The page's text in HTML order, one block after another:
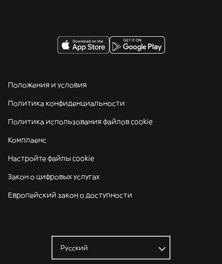
Положения и условия
Политика конфиденциальности
Политика использования файлов cookie
Комплаенс
Настройте файлы cookie
Закон о цифровых услугах
Европейский закон о доступности